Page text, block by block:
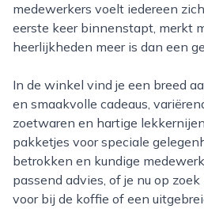
medewerkers voelt iedereen
eerste keer binnenstapt, merkt
heerlijkheden meer is dan een
In de winkel vind je een breed aanbod aan delicatessen
en smaakvolle cadeaus,
zoetwaren en hartige
pakketjes voor speciale
betrokken en kundige
passend advies, of je nu op
voor bij de koffie of een